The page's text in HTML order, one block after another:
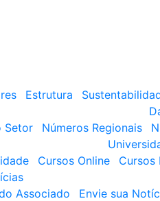
Estrutura
Setor
Números Regionais
Cursos Online Cursos
Associado Envie sua